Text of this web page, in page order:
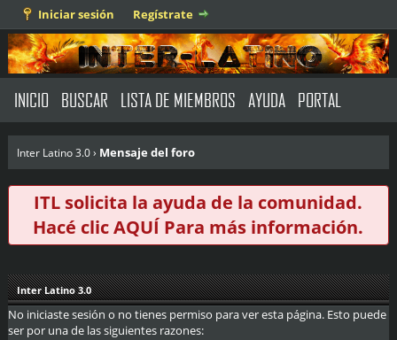
Iniciar sesión Regístrate
INICIO BUSCAR LISTA DE MIEMBROS AYUDA PORTAL
Inter Latino 3.0› Mensaje del foro
ITL solicita la ayuda de la comunidad.
Hacé clicAQUÍ Para más información.
Inter Latino 3.0
No iniciaste sesión o no tienes permiso para ver esta página. Esto puede
ser por una de las siguientes razones: